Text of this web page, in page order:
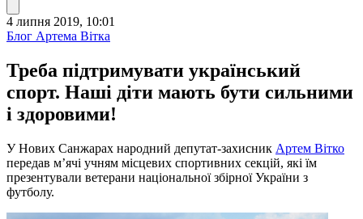
4 липня 2019, 10:01
Блог Артема Вітка
Треба підтримувати український
спорт. Наші діти мають бути сильними
і здоровими!
У Нових Санжарах народний депутат-захисник Артем Вітко
передав м’ячі учням місцевих спортивних секцій, які їм
презентували ветерани національної збірної України з
футболу.